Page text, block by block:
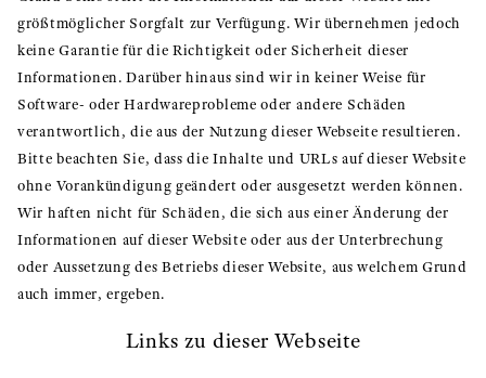
größtmöglicher Sorgfalt zur Verfügung. Wir übernehmen jedoch
keine Garantie für die Richtigkeit oder Sicherheit dieser
Informationen. Darüber hinaus sind wir in keiner Weise für
Software- oder Hardwareprobleme oder andere Schäden
verantwortlich, die aus der Nutzung dieser Webseite resultieren.
Bitte beachten Sie, dass die Inhalte und URLs auf dieser Website
ohne Vorankündigung geändert oder ausgesetzt werden können.
Wir haften nicht für Schäden, die sich aus einer Änderung der
Informationen auf dieser Website oder aus der Unterbrechung
oder Aussetzung des Betriebs dieser Website, aus welchem Grund
auch immer, ergeben.
Links zu dieser Webseite